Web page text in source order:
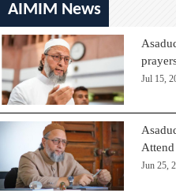
AIMIM News
Jul 15,
Jun 25,